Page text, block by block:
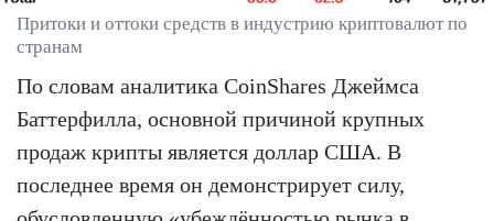
Притоки и оттоки средств в индустрию криптовалют по
странам
По словам аналитика CoinShares Джеймса
Баттерфилла, основной причиной крупных
продаж крипты является доллар США. В
последнее время он демонстрирует силу,